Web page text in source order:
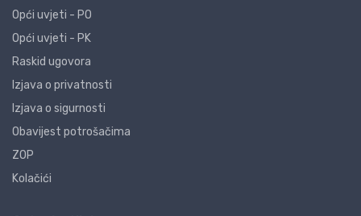
Opći uvjeti - PO
Opći uvjeti - PK
Raskid ugovora
Izjava o privatnosti
Izjava o sigurnosti
Obavijest potrošačima
ZOP
Kolačići